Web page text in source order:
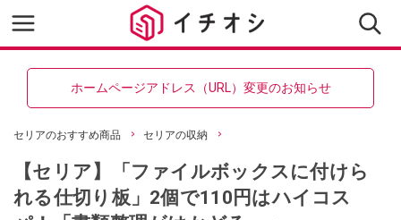
ホームページアドレス（URL）変更のお知らせ
セリアのおすすめ商品 セリアの収納
【セリア】「ファイルボックスに付けら
れる仕切り板」2個で110円はハイコス